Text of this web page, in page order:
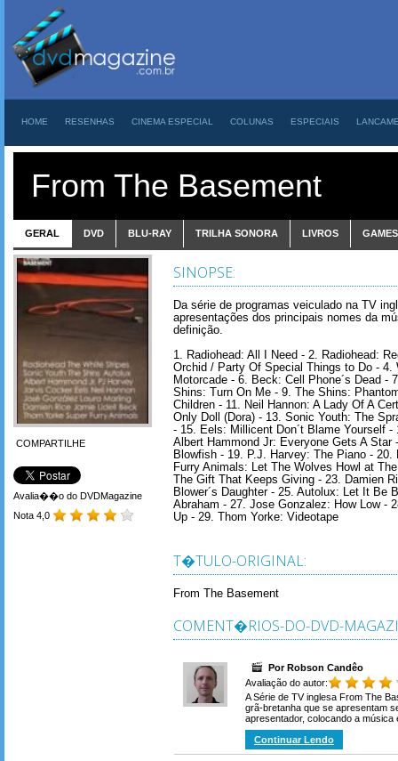
HOME RESENHAS CINEMA ESPECIAL COLUNAS ESPECIAIS
From The Basement
GERAL DVD BLU-RAY TRILHA SONORA LIVROS GAMES
COMPARTILHE
Avalia��o do DVDMagazine
Nota 4,0
SINOPSE:
Da série de programas veiculado na TV
apresentações dos principais nomes da
definição.
1. Radiohead: All I Need - 2. Radiohead:
Orchid / Party Of Special Things to Do -
Motorcade - 6. Beck: Cell Phone´s Dead -
Shins: Turn On Me - 9. The Shins:
Children - 11. Neil Hannon: A Lady Of A
Only Doll (Dora) - 13. Sonic Youth: The
- 15. Eels: Millicent Don´t Blame Yourself
Albert Hammond Jr: Everyone Gets A Star
Blowfish - 19. P.J. Harvey: The Piano -
Furry Animals: Let The Wolves Howl at
The Gift That Keeps Giving - 23. Damien
Blower´s Daughter - 25. Autolux: Let It Be
Abraham - 27. Jose Gonzalez: How Low -
Up - 29. Thom Yorke: Videotape
T�TULO-ORIGINAL:
From The Basement
COMENT�RIOS-DO-DVD-
Por Robson Candêo
Avaliação do autor:
A Série de TV inglesa From The
grã-bretanha que se apresentam
apresentador, colocando a música
Continuar Lendo